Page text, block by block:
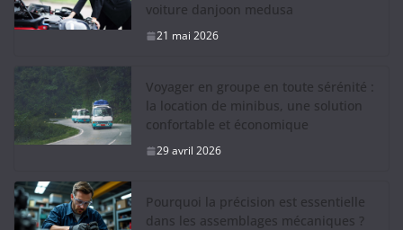
voiture danjoon medusa
21 mai 2026
Voyager en groupe en toute sérénité :
la location de minibus, une solution
confortable et économique
29 avril 2026
Pourquoi la précision est essentielle
dans les assemblages mécaniques ?